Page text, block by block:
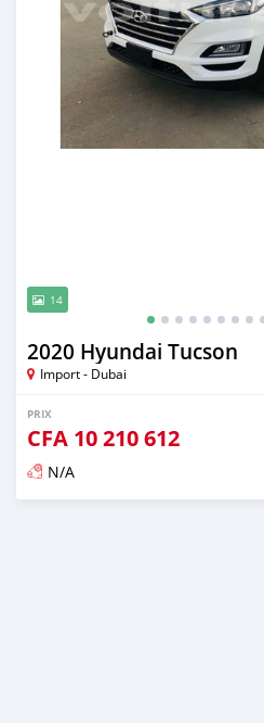
14
2020 Hyundai Tucson
Import - Dubai
PRIX
CFA 10 210 612
N/A